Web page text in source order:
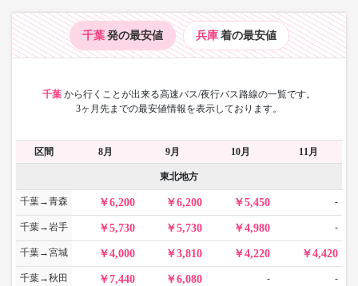
千葉 発の最安値 兵庫 着の最安値
千葉 から行くことが出来る高速バス/夜行バス路線の一覧です。
3ヶ月先までの最安値情報を表示しております。
区間 8月 9月 10月 11月
東北地方
千葉→青森 6,200 6,200 5,450 -
千葉→岩手 5,730 5,730 4,980 -
千葉→宮城 4,000 3,810 4,220 4,420
千葉→秋田 7,440 6,080 - -